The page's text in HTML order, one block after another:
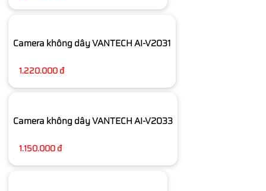
Camera không dây VANTECH AI-V2031
1.220.000 đ
Camera không dây VANTECH AI-V2033
1.150.000 đ